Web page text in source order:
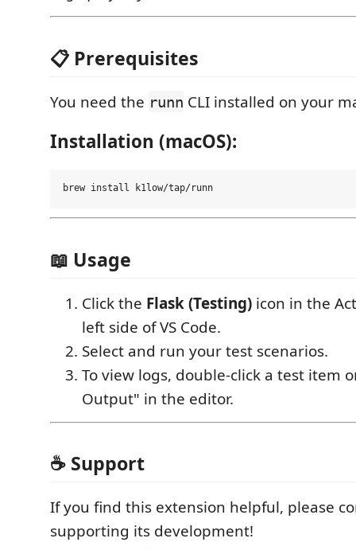
📋 Prerequisites
You need the runn CLI installed on your
Installation (macOS):
📖 Usage
Click the Flask (Testing) icon in the
left side of VS Code.
Select and run your test scenarios.
To view logs, double-click a test item
Output" in the editor.
☕ Support
If you find this extension helpful, please
supporting its development!